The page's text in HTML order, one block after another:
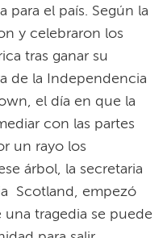
para el país. Según la
y celebraron los
tras ganar su
de la Independencia
el día en que la
con las partes
un rayo los
árbol, la secretaria
Scotland, empezó
tragedia se puede